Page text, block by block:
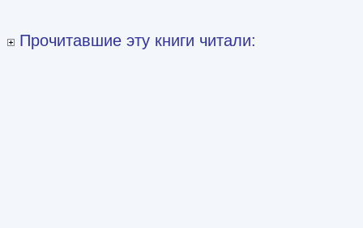
Прочитавшие эту книги читали: